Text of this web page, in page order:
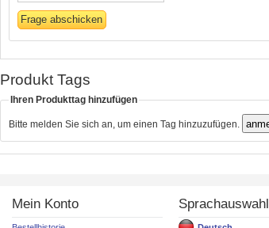
Produkt Tags
Ihren Produkttag hinzufügen
Bitte melden Sie sich an, um einen Tag hinzuzufügen.
Mein Konto Sprachauswahl